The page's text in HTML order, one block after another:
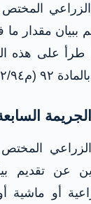
المختص
ببيان مقدار
طرأ على هذه
(م٢/٩٤).
الجريمة
عن تقديم
أو ماشية